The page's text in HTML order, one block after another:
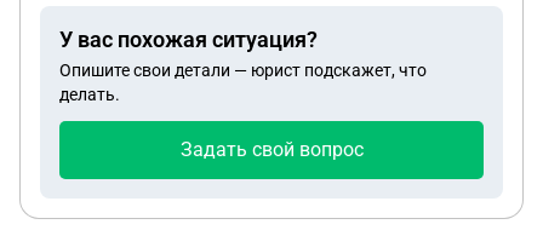
У вас похожая ситуация?
Опишите свои детали — юрист подскажет, что
делать.
Задать свой вопрос